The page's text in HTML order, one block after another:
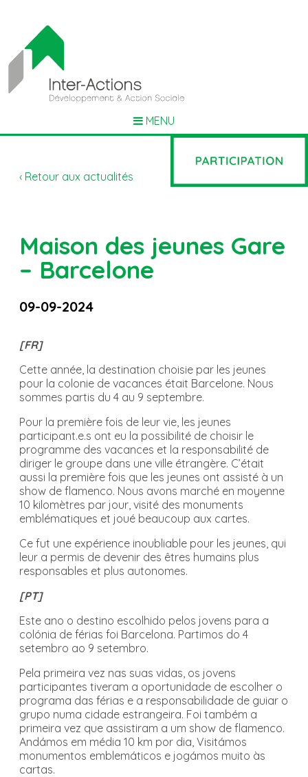
MENU
‹ Retour aux actualités
Maison des jeunes Gare
– Barcelone
09-09-2024
[FR]
Cette année, la destination choisie par les jeunes
pour la colonie de vacances était Barcelone. Nous
sommes partis du 4 au 9 septembre.
Pour la première fois de leur vie, les jeunes
participant.e.s ont eu la possibilité de choisir le
programme des vacances et la responsabilité de
diriger le groupe dans une ville étrangère. C’était
aussi la première fois que les jeunes ont assisté à un
show de flamenco. Nous avons marché en moyenne
10 kilomètres par jour, visité des monuments
emblématiques et joué beaucoup aux cartes.
Ce fut une expérience inoubliable pour les jeunes, qui
leur a permis de devenir des êtres humains plus
responsables et plus autonomes.
[PT]
Este ano o destino escolhido pelos jovens para a
colónia de férias foi Barcelona. Partimos do 4
setembro ao 9 setembro.
Pela primeira vez nas suas vidas, os jovens
participantes tiveram a oportunidade de escolher o
programa das férias e a responsabilidade de guiar o
grupo numa cidade estrangeira. Foi também a
primeira vez que assistiram a um show de flamenco.
Andámos em média 10 km por dia, Visitámos
monumentos emblemáticos e jogámos muito às
cartas.